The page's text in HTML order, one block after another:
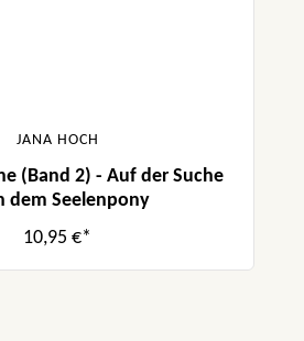
JANA HOCH
(Band 2) - Auf der Suche
dem Seelenpony
10,95 €*